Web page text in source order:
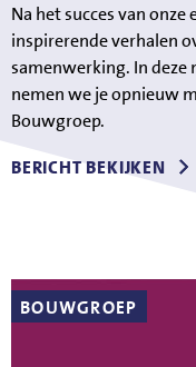
Na het succes van
inspirerende verhalen
samenwerking. In deze
nemen we je opnieuw
Bouwgroep.
BERICHT BEKIJKEN
BOUWGROEP